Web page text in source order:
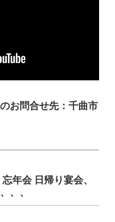
お問合せ先：千曲市
年会 日帰り宴会、
、、